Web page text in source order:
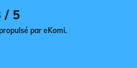
/ 5
par eKomi.